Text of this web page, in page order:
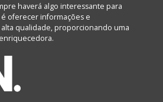
haverá algo interessante para
é oferecer informações e
qualidade, proporcionando uma